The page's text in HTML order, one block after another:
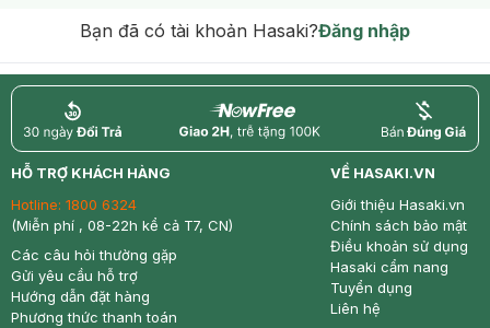
Bạn đã có tài khoản Hasaki?Đăng nhập
return nowfree price
HỖ TRỢ KHÁCH HÀNG
Hotline: 1800 6324
(Miễn phí , 08-22h kể cả T7, CN)
Các câu hỏi thường gặp
Gửi yêu cầu hỗ trợ
Hướng dẫn đặt hàng
Phương thức thanh toán
VỀ HASAKI.VN
Giới thiệu Hasaki.vn
Chính sách bảo mật
Điều khoản sử dụng
Hasaki cẩm nang
Tuyển dụng
Liên hệ